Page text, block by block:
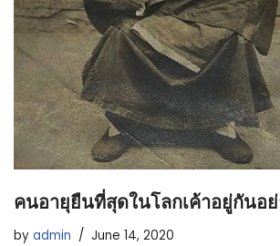
คนอายุยืนที่สุดในโลกเค้าอยู่กันอย่
by admin June 14, 2020